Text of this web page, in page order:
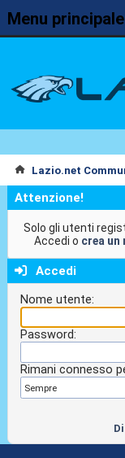
Menu principale
Lazio.net
Attenzione!
Solo gli utenti
Accedi o crea un
Accedi
Nome utente:
Password:
Rimani connesso